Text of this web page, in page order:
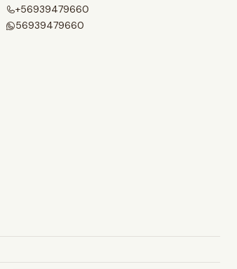
+56939479660
56939479660